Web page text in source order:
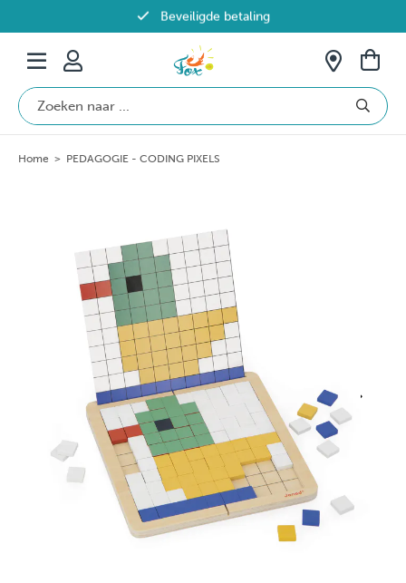
Beveiligde betaling
Gratis verzending vanaf €69 in België
Home > PEDAGOGIE - CODING PIXELS